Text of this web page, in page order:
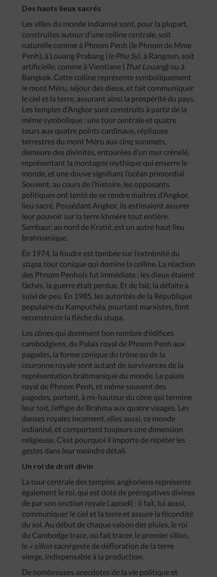
Des hauts lieux sacrés
Les villes du monde indianisé sont, pour la plupart,
construites autour d’une colline centrale, soit
naturelle comme à Phnom Penh (le Phnom de Mme
Penh), à Louang Prabang (le Phu Sy), à Rangoun, soit
artificielle, comme à Vientiane ( That Louang) ou à
Bangkok. Cette colline représente symboliquement
le mont Méru, séjour des dieux, et fait communiquer
le ciel et la terre, assurant ainsi la prospérité du pays.
Les temples d’Angkor sont construits à partir de la
même symbolique : une tour centrale et quatre
tours aux quatre points cardinaux, répliques
terrestres du mont Méru aux cinq sommets,
demeure des divinités, entourées d’un mur crénelé,
représentant la montagne mythique qui enserre le
monde, et une douve signifiant l’océan primordial.
Souvent, au cours de l’histoire, les opposants
politiques ont tenté de se rendre maîtres d’Angkor,
lieu sacré. Possédant Angkor, ils estimaient assurer
leur pouvoir sur la terre khmère tout entière.
Sambaur, au nord de Kratié, est un autre haut lieu
brahmanique.
En 1974, la foudre est tombée sur l’extrémité du
stupa, tour conique qui domine la colline. La réaction
des Phnom Penhois fut immédiate : les dieux étaient
fâchés, la guerre était perdue. Et de fait, la défaite a
suivi de peu. En 1985, les autorités de la République
populaire du Kampuchéa, pourtant marxistes, font
reconstruire la flèche du stupa.
Les cônes qui dominent bon nombre d’édifices
cambodgiens, du Palais royal de Phnom Penh aux
pagodes, la forme conique du trône ou de la
couronne royale sont autant de survivances de la
représentation brahmanique du monde. Le palais
royal de Phnom Penh, et même souvent des
pagodes, portent, à mi-hauteur du cône qui termine
leur toit, l’effigie de Brahma aux quatre visages. Les
danses royales incarnent, elles aussi, ce monde
indianisé, et comportent toujours une dimension
religieuse. C’est pourquoi il importe de répéter les
gestes dans leur moindre détail.
Un roi de droit divin
La tour centrale des temples angkoriens représente
également le roi, qui est doté de prérogatives divines
de par son onction royale (apisek) : il fait, lui aussi,
communiquer le ciel et la terre et assure la fécondité
du sol. Au début de chaque saison des pluies, le roi
du Cambodge trace, ou fait tracer, le premier sillon,
le « sillon sacrégeste de défloration de la terre
vierge, indispensable à la production.
De nombreuses anecdotes de la vie politique et